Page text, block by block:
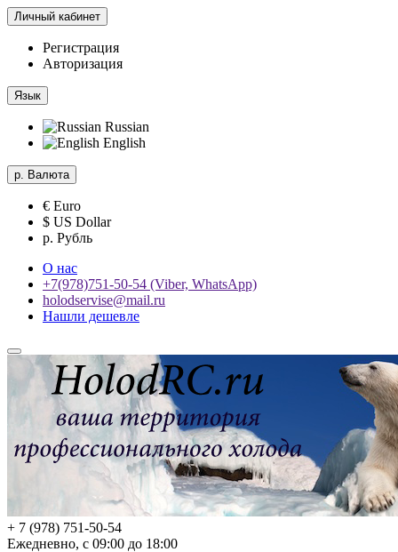
Личный кабинет
Регистрация
Авторизация
Язык
Russian
English
р. Валюта
€ Euro
$ US Dollar
р. Рубль
О нас
+7(978)751-50-54 (Viber, WhatsApp)
holodservise@mail.ru
Нашли дешевле
+ 7 (978) 751-50-54
Ежедневно, с 09:00 до 18:00